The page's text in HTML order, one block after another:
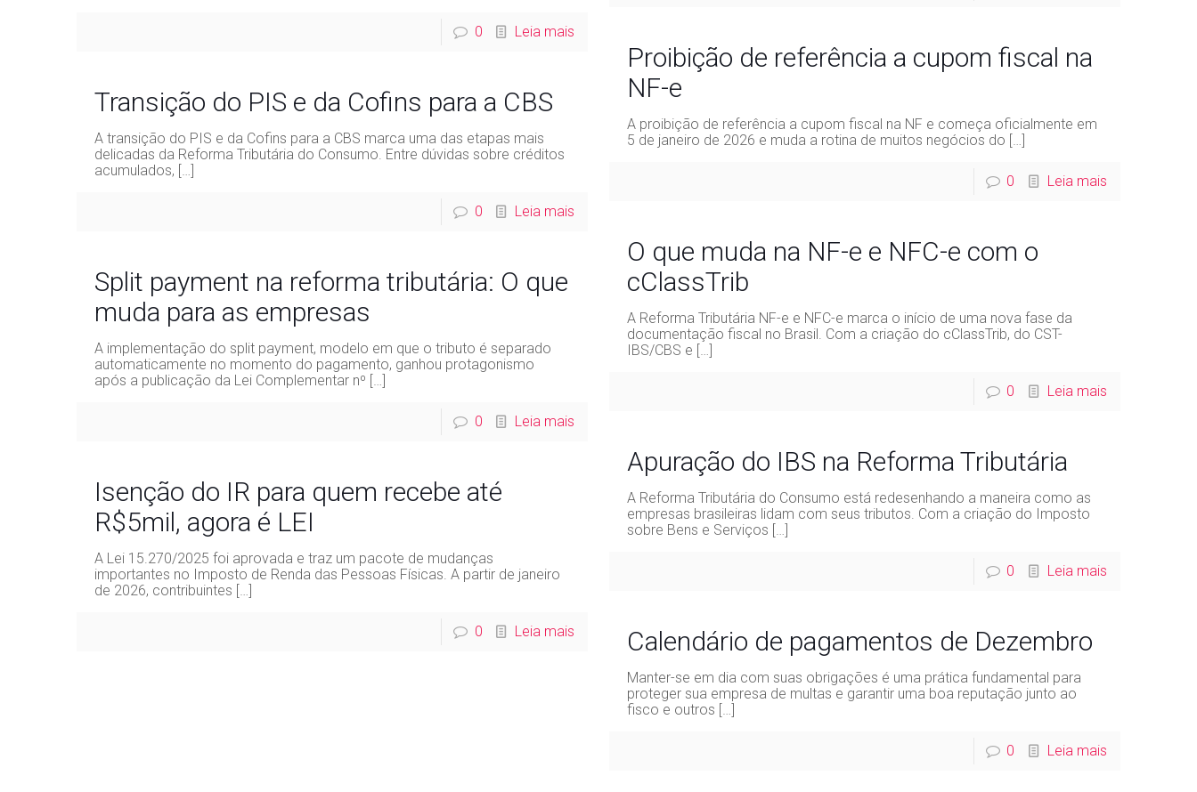
0 Leia mais
Proibição de referência a cupom fiscal na
NF-e
A proibição de referência a cupom fiscal na NF e começa oficialmente em
5 de janeiro de 2026 e muda a rotina de muitos negócios do […]
0 Leia mais
Transição do PIS e da Cofins para a CBS
A transição do PIS e da Cofins para a CBS marca uma das etapas mais
delicadas da Reforma Tributária do Consumo. Entre dúvidas sobre créditos
acumulados, […]
0 Leia mais
O que muda na NF-e e NFC-e com o
cClassTrib
A Reforma Tributária NF-e e NFC-e marca o início de uma nova fase da
documentação fiscal no Brasil. Com a criação do cClassTrib, do CST-
IBS/CBS e […]
0 Leia mais
Split payment na reforma tributária: O que
muda para as empresas
A implementação do split payment, modelo em que o tributo é separado
automaticamente no momento do pagamento, ganhou protagonismo
após a publicação da Lei Complementar nº […]
0 Leia mais
Apuração do IBS na Reforma Tributária
A Reforma Tributária do Consumo está redesenhando a maneira como as
empresas brasileiras lidam com seus tributos. Com a criação do Imposto
sobre Bens e Serviços […]
0 Leia mais
Isenção do IR para quem recebe até
R$5mil, agora é LEI
A Lei 15.270/2025 foi aprovada e traz um pacote de mudanças
importantes no Imposto de Renda das Pessoas Físicas. A partir de janeiro
de 2026, contribuintes […]
0 Leia mais Calendário de pagamentos de Dezembro
Manter-se em dia com suas obrigações é uma prática fundamental para
proteger sua empresa de multas e garantir uma boa reputação junto ao
fisco e outros […]
0 Leia mais